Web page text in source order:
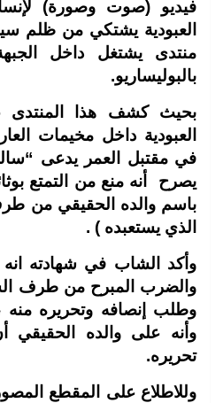
فيديو (صوت وصورة)
العبودية يشتكي من ظلم
منتدى يشتغل داخل الجبهة
بالبوليساريو.
بحيث كشف هذا
العبودية داخل مخيمات
في مقتبل العمر يدعى
يصرح أنه منع من التمتع
باسم والده الحقيقي من
الذي يستعبده ) .
وأكد الشاب في شهادته انه
والضرب المبرح من طرف
وطلب إنصافه وتحريره منه
وأنه على والده الحقيقي
تحريره.
وللاطلاع على المقطع